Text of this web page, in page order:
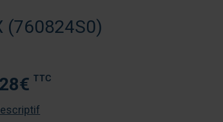
(760824S0)
€ TTC